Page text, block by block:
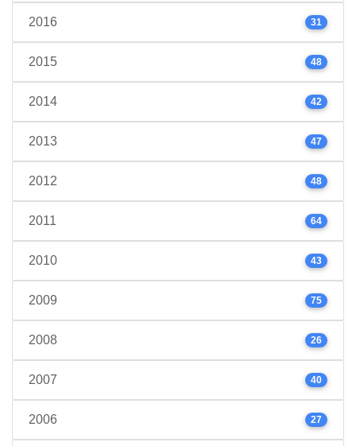
2016 31
2015 48
2014 42
2013 47
2012 48
2011 64
2010 43
2009 75
2008 26
2007 40
2006 27